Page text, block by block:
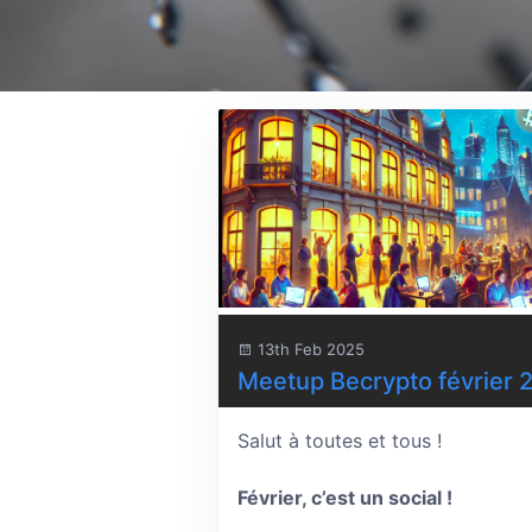
13th Feb 2025
Meetup Becrypto février
Salut à toutes et tous !
Février, c’est un social !